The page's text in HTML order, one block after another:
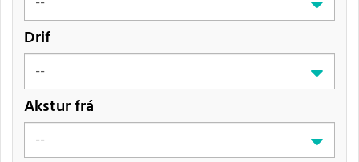
Drif
Akstur frá